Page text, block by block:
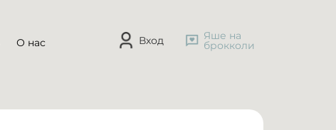
О нас Вход Яше на
брокколи